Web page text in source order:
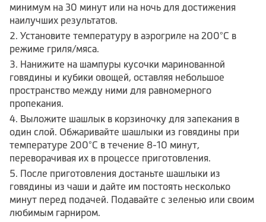
минимум на 30 минут или на ночь для достижения
наилучших результатов.
Установите температуру в аэрогриле на 200°C в
режиме гриля/мяса.
Нанижите на шампуры кусочки маринованной
говядины и кубики овощей, оставляя небольшое
пространство между ними для равномерного
пропекания.
Выложите шашлык в корзиночку для запекания в
один слой. Обжаривайте шашлыки из говядины при
температуре 200°C в течение 8-10 минут,
переворачивая их в процессе приготовления.
После приготовления достаньте шашлыки из
говядины из чаши и дайте им постоять несколько
минут перед подачей. Подавайте с зеленью или своим
любимым гарниром.